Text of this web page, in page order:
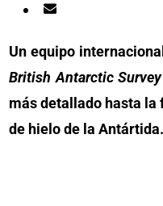
Un equipo
British Antarctic Survey
más detallado hasta la
de hielo de la Antártida.